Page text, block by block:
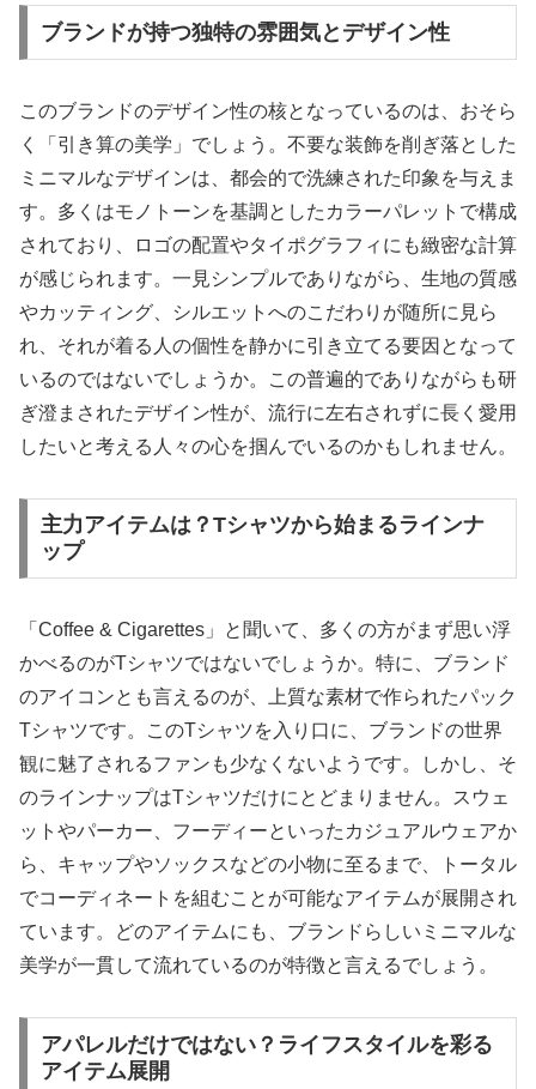
ブランドが持つ独特の雰囲気とデザイン性
このブランドのデザイン性の核となっているのは、おそら
く「引き算の美学」でしょう。不要な装飾を削ぎ落とした
ミニマルなデザインは、都会的で洗練された印象を与えま
す。多くはモノトーンを基調としたカラーパレットで構成
されており、ロゴの配置やタイポグラフィにも緻密な計算
が感じられます。一見シンプルでありながら、生地の質感
やカッティング、シルエットへのこだわりが随所に見ら
れ、それが着る人の個性を静かに引き立てる要因となって
いるのではないでしょうか。この普遍的でありながらも研
ぎ澄まされたデザイン性が、流行に左右されずに長く愛用
したいと考える人々の心を掴んでいるのかもしれません。
主力アイテムは？Tシャツから始まるラインナ
ップ
「Coffee & Cigarettes」と聞いて、多くの方がまず思い浮
かべるのがTシャツではないでしょうか。特に、ブランド
のアイコンとも言えるのが、上質な素材で作られたパック
Tシャツです。このTシャツを入り口に、ブランドの世界
観に魅了されるファンも少なくないようです。しかし、そ
のラインナップはTシャツだけにとどまりません。スウェ
ットやパーカー、フーディーといったカジュアルウェアか
ら、キャップやソックスなどの小物に至るまで、トータル
でコーディネートを組むことが可能なアイテムが展開され
ています。どのアイテムにも、ブランドらしいミニマルな
美学が一貫して流れているのが特徴と言えるでしょう。
アパレルだけではない？ライフスタイルを彩る
アイテム展開